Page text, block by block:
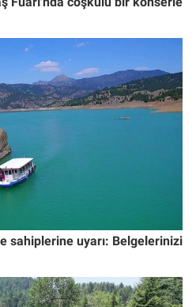
sahiplerine uyarı: Belgelerinizi